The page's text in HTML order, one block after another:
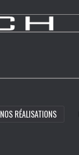
NOS RÉALISATIONS